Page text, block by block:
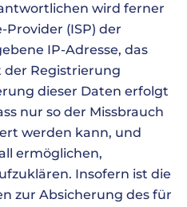
wird ferner
(ISP) der
IP-Adresse, das
der Registrierung
dieser Daten erfolgt
nur so der Missbrauch
werden kann, und
ermöglichen,
Insofern ist die
zur Absicherung des für